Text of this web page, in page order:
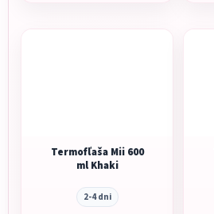
Termofľaša Mii 600
ml Khaki
2-4 dni